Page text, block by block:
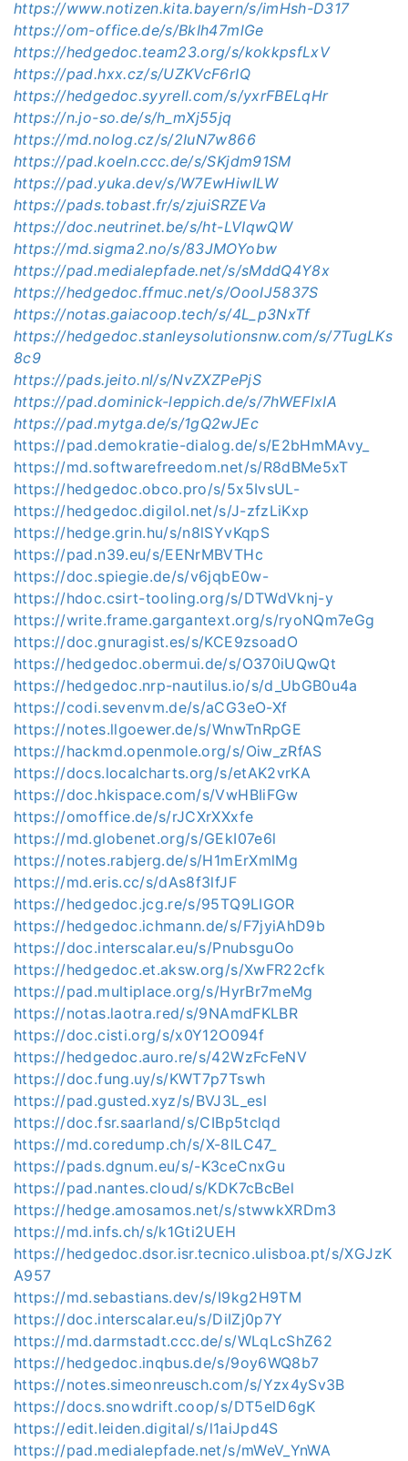
https://www.notizen.kita.bayern/s/imHsh-D317
https://om-office.de/s/BkIh47mlGe
https://hedgedoc.team23.org/s/kokkpsfLxV
https://pad.hxx.cz/s/UZKVcF6rIQ
https://hedgedoc.syyrell.com/s/yxrFBELqHr
https://n.jo-so.de/s/h_mXj55jq
https://md.nolog.cz/s/2IuN7w866
https://pad.koeln.ccc.de/s/SKjdm91SM
https://pad.yuka.dev/s/W7EwHiwILW
https://pads.tobast.fr/s/zjuiSRZEVa
https://doc.neutrinet.be/s/ht-LVIqwQW
https://md.sigma2.no/s/83JMOYobw
https://pad.medialepfade.net/s/sMddQ4Y8x
https://hedgedoc.ffmuc.net/s/OooIJ5837S
https://notas.gaiacoop.tech/s/4L_p3NxTf
https://hedgedoc.stanleysolutionsnw.com/s/7TugLKs
8c9
https://pads.jeito.nl/s/NvZXZPePjS
https://pad.dominick-leppich.de/s/7hWEFlxIA
https://pad.mytga.de/s/1gQ2wJEc
https://pad.demokratie-dialog.de/s/E2bHmMAvy_
https://md.softwarefreedom.net/s/R8dBMe5xT
https://hedgedoc.obco.pro/s/5x5IvsUL-
https://hedgedoc.digilol.net/s/J-zfzLiKxp
https://hedge.grin.hu/s/n8lSYvKqpS
https://pad.n39.eu/s/EENrMBVTHc
https://doc.spiegie.de/s/v6jqbE0w-
https://hdoc.csirt-tooling.org/s/DTWdVknj-y
https://write.frame.gargantext.org/s/ryoNQm7eGg
https://doc.gnuragist.es/s/KCE9zsoadO
https://hedgedoc.obermui.de/s/O370iUQwQt
https://hedgedoc.nrp-nautilus.io/s/d_UbGB0u4a
https://codi.sevenvm.de/s/aCG3eO-Xf
https://notes.llgoewer.de/s/WnwTnRpGE
https://hackmd.openmole.org/s/Oiw_zRfAS
https://docs.localcharts.org/s/etAK2vrKA
https://doc.hkispace.com/s/VwHBIiFGw
https://omoffice.de/s/rJCXrXXxfe
https://md.globenet.org/s/GEkI07e6l
https://notes.rabjerg.de/s/H1mErXmlMg
https://md.eris.cc/s/dAs8f3lfJF
https://hedgedoc.jcg.re/s/95TQ9LIGOR
https://hedgedoc.ichmann.de/s/F7jyiAhD9b
https://doc.interscalar.eu/s/PnubsguOo
https://hedgedoc.et.aksw.org/s/XwFR22cfk
https://pad.multiplace.org/s/HyrBr7meMg
https://notas.laotra.red/s/9NAmdFKLBR
https://doc.cisti.org/s/x0Y12O094f
https://hedgedoc.auro.re/s/42WzFcFeNV
https://doc.fung.uy/s/KWT7p7Tswh
https://pad.gusted.xyz/s/BVJ3L_esl
https://doc.fsr.saarland/s/CIBp5tclqd
https://md.coredump.ch/s/X-8lLC47_
https://pads.dgnum.eu/s/-K3ceCnxGu
https://pad.nantes.cloud/s/KDK7cBcBel
https://hedge.amosamos.net/s/stwwkXRDm3
https://md.infs.ch/s/k1Gti2UEH
https://hedgedoc.dsor.isr.tecnico.ulisboa.pt/s/XGJzK
A957
https://md.sebastians.dev/s/I9kg2H9TM
https://doc.interscalar.eu/s/DiIZj0p7Y
https://md.darmstadt.ccc.de/s/WLqLcShZ62
https://hedgedoc.inqbus.de/s/9oy6WQ8b7
https://notes.simeonreusch.com/s/Yzx4ySv3B
https://docs.snowdrift.coop/s/DT5elD6gK
https://edit.leiden.digital/s/l1aiJpd4S
https://pad.medialepfade.net/s/mWeV_YnWA